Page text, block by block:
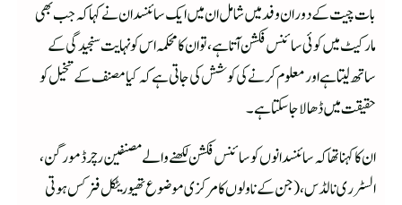
بات چیت کے دوران وفد میں شامل ان میں ایک سائنسدان نے کہا کہ جب بھی
مارکیٹ میں کوئی سائنس فکشن آتا ہے، تو ان کا محکمہ اس کو نہایت سنجیدگی کے
ساتھ لیتا ہے اور معلوم کرنے کی کوشش کی جاتی ہے کہ کیا مصنف کے تخیل کو
حقیقت میں ڈھالا جا سکتا ہے۔
ان کا کہنا تھا کہ سائنسدانوں کو سائنس فکشن لکھنے والے مصنفین رچرڈ مورگن،
السٹر ری نالڈس، (جن کے ناولوں کا مرکزی مو ضوع تھیوریٹکل فزکس ہوتی